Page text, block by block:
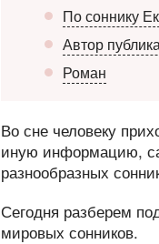
По соннику
Автор
Роман
Во сне человеку
иную информацию,
разнообразных
Сегодня разберем
мировых сонников.